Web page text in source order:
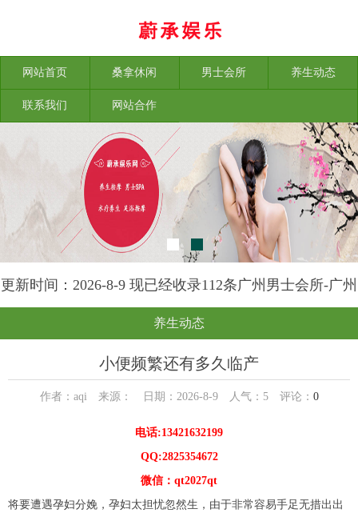
网站首页 桑拿休闲 男士会所 养生动态
联系我们 网站合作
更新时间：2026-8-9 现已经收录112条广州男士会所-广州
榕苑养生网信息
养生动态
小便频繁还有多久临产
作者：aqi 来源： 日期：2026-8-9 人气： 5评论： 0
电话:13421632199
QQ:2825354672
微信：qt2027qt
将要遭遇孕妇分娩，孕妇太担忧忽然生，由于非常容易手足无措出出